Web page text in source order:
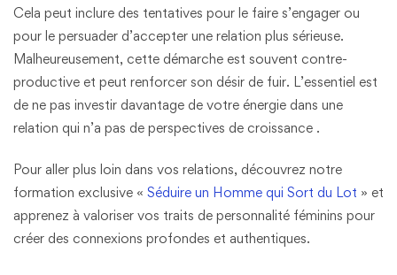
Cela peut inclure des tentatives pour le faire s’engager ou
pour le persuader d’accepter une relation plus sérieuse.
Malheureusement, cette démarche est souvent contre-
productive et peut renforcer son désir de fuir. L’essentiel est
de ne pas investir davantage de votre énergie dans une
relation qui n’a pas de perspectives de croissance​ .
Pour aller plus loin dans vos relations, découvrez notre
formation exclusive « Séduire un Homme qui Sort du Lot » et
apprenez à valoriser vos traits de personnalité féminins pour
créer des connexions profondes et authentiques.